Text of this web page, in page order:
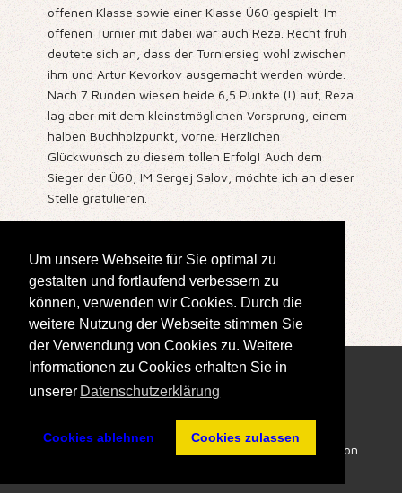
Um unsere Webseite für Sie optimal zu
gestalten und fortlaufend verbessern zu
können, verwenden wir Cookies. Durch die
weitere Nutzung der Webseite stimmen Sie
der Verwendung von Cookies zu. Weitere
Informationen zu Cookies erhalten Sie in
unserer Datenschutzerklärung
Cookies ablehnen Cookies zulassen
offenen Klasse sowie einer Klasse Ü60 gespielt. Im
offenen Turnier mit dabei war auch Reza. Recht früh
deutete sich an, dass der Turniersieg wohl zwischen
ihm und Artur Kevorkov ausgemacht werden würde.
Nach 7 Runden wiesen beide 6,5 Punkte (!) auf, Reza
lag aber mit dem kleinstmöglichen Vorsprung, einem
halben Buchholzpunkt, vorne. Herzlichen
Glückwunsch zu diesem tollen Erfolg! Auch dem
Sieger der Ü60, IM Sergej Salov, möchte ich an dieser
Stelle gratulieren.
finden.
Erstellt: 24. September 2019
- All Rights reserved © SK Doppelbauer Kiel von